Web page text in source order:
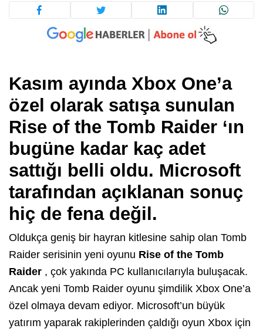
Kasım ayında Xbox One’a
özel olarak satışa sunulan
Rise of the Tomb Raider ‘ın
bugüne kadar kaç adet
sattığı belli oldu. Microsoft
tarafından açıklanan sonuç
hiç de fena değil.
Oldukça geniş bir hayran kitlesine sahip olan Tomb
Raider serisinin yeni oyunu Rise of the Tomb
Raider , çok yakında PC kullanıcılarıyla buluşacak.
Ancak yeni Tomb Raider oyunu şimdilik Xbox One’a
özel olmaya devam ediyor. Microsoft’un büyük
yatırım yaparak rakiplerinden çaldığı oyun Xbox için